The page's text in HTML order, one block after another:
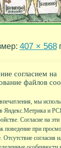
согласием на
файлов
мы
Яндекс.Метрика и
Согласие на
поведение при
согласия
407 × 568